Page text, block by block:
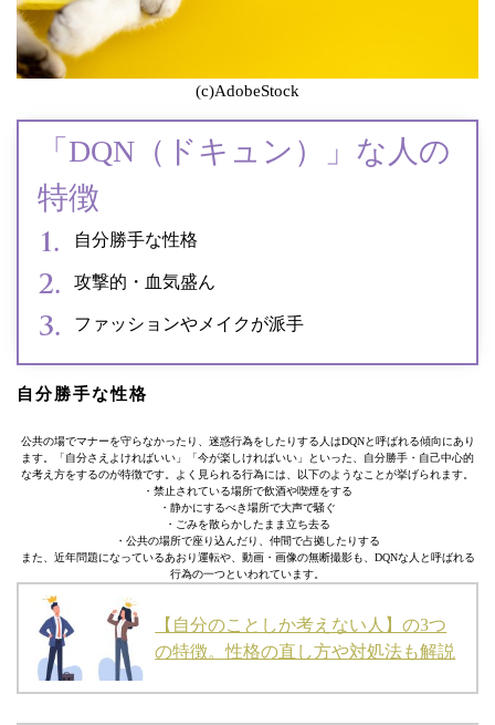
(c)AdobeStock
「DQN（ドキュン）」な人の
特徴
自分勝手な性格
攻撃的・血気盛ん
ファッションやメイクが派手
自分勝手な性格
公共の場でマナーを守らなかったり、迷惑行為をしたりする人はDQNと呼ばれる傾向にあり
ます。「自分さえよければいい」「今が楽しければいい」といった、自分勝手・自己中心的
な考え方をするのが特徴です。よく見られる行為には、以下のようなことが挙げられます。
・禁止されている場所で飲酒や喫煙をする
・静かにするべき場所で大声で騒ぐ
・ごみを散らかしたまま立ち去る
・公共の場所で座り込んだり、仲間で占拠したりする
また、近年問題になっているあおり運転や、動画・画像の無断撮影も、DQNな人と呼ばれる
行為の一つといわれています。
【自分のことしか考えない人】の3つ
の特徴。性格の直し方や対処法も解説